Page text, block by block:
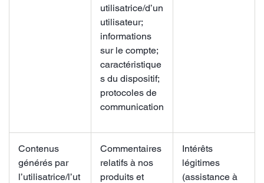
utilisatrice/d’un
utilisateur;
informations
sur le compte;
caractéristique
s du dispositif;
protocoles de
communication
Contenus
générés par
l’utilisatrice/l’ut
Commentaires
relatifs à nos
produits et
Intérêts
légitimes
(assistance à